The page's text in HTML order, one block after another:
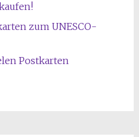
zum UNESCO-
Postkarten